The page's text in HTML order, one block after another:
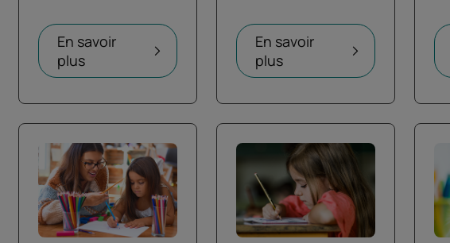
En savoir
plus
En savoir
plus